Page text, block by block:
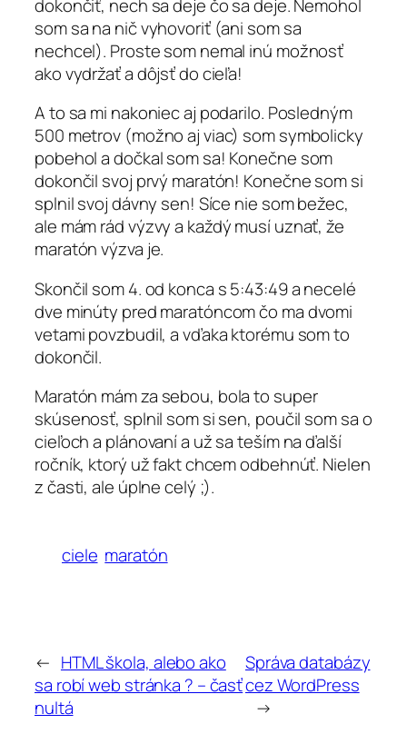
dokončiť, nech sa deje čo sa deje. Nemohol
som sa na nič vyhovoriť (ani som sa
nechcel). Proste som nemal inú možnosť
ako vydržať a dôjsť do cieľa!
A to sa mi nakoniec aj podarilo. Posledným
500 metrov (možno aj viac) som symbolicky
pobehol a dočkal som sa! Konečne som
dokončil svoj prvý maratón! Konečne som si
splnil svoj dávny sen! Síce nie som bežec,
ale mám rád výzvy a každý musí uznať, že
maratón výzva je.
Skončil som 4. od konca s 5:43:49 a necelé
dve minúty pred maratóncom čo ma dvomi
vetami povzbudil, a vďaka ktorému som to
dokončil.
Maratón mám za sebou, bola to super
skúsenosť, splnil som si sen, poučil som sa o
cieľoch a plánovaní a už sa teším na ďalší
ročník, ktorý už fakt chcem odbehnúť. Nielen
z časti, ale úplne celý ;).
ciele maratón
← HTML škola, alebo ako
sa robí web stránka ? – časť
nultá
Správa databázy
cez WordPress
→